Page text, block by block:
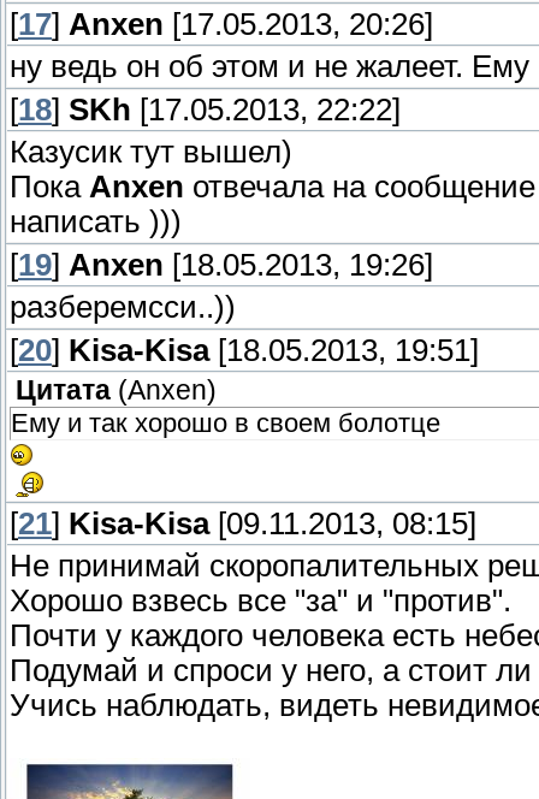
[17] Anxen [17.05.2013, 20:26]
ну ведь он об этом и не жалеет.
[18] SKh [17.05.2013, 22:22]
Казусик тут вышел)
Пока Anxen отвечала на
написать )))
[19] Anxen [18.05.2013, 19:26]
разберемсси..))
[20] Kisa-Kisa[18.05.2013, 19:51]
Цитата (Anxen)
Ему и так хорошо в своем болотце
[21] Kisa-Kisa[09.11.2013, 08:15]
Не принимай скоропалительных
Хорошо взвесь все "за" и "против".
Почти у каждого человека есть
Подумай и спроси у него, а стоит
Учись наблюдать, видеть